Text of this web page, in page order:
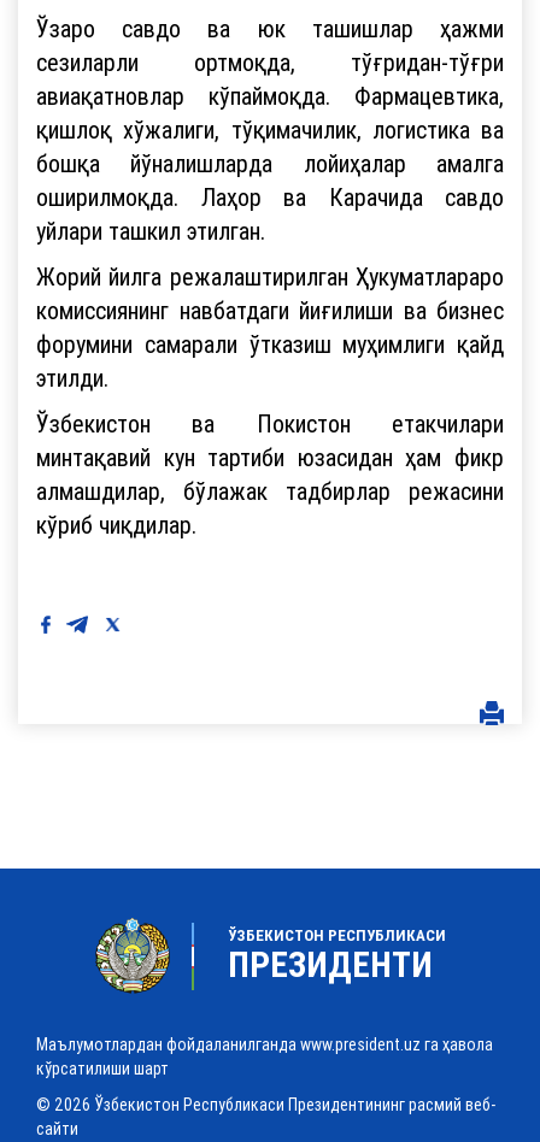
Ўзаро савдо ва юк ташишлар ҳажми
сезиларли ортмоқда, тўғридан-тўғри
авиақатновлар кўпаймоқда. Фармацевтика,
қишлоқ хўжалиги, тўқимачилик, логистика ва
бошқа йўналишларда лойиҳалар амалга
оширилмоқда. Лаҳор ва Карачида савдо
уйлари ташкил этилган.
Жорий йилга режалаштирилган Ҳукуматлараро
комиссиянинг навбатдаги йиғилиши ва бизнес
форумини самарали ўтказиш муҳимлиги қайд
этилди.
Ўзбекистон ва Покистон етакчилари
минтақавий кун тартиби юзасидан ҳам фикр
алмашдилар, бўлажак тадбирлар режасини
кўриб чиқдилар.
ЎЗБЕКИСТОН РЕСПУБЛИКАСИ
ПРЕЗИДЕНТИ
Маълумотлардан фойдаланилганда www.president.uz га ҳавола
кўрсатилиши шарт
© 2026 Ўзбекистон Республикаси Президентининг расмий веб-
сайти